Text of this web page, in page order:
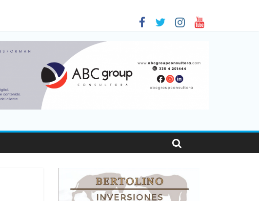
de personas viajaron por el país, un 5,9% más que en 2025